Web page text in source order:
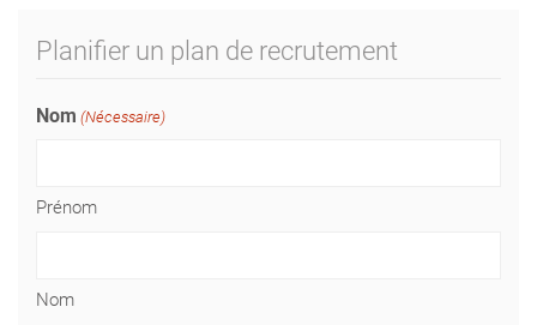
Planifier un plan de recrutement
Nom (Nécessaire)
Prénom
Nom